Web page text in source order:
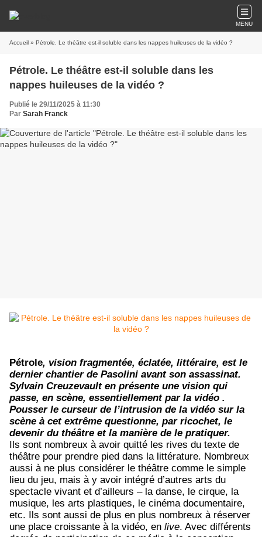
MENU
Accueil » Pétrole. Le théâtre est-il soluble dans les nappes huileuses de la vidéo ?
Pétrole. Le théâtre est-il soluble dans les
nappes huileuses de la vidéo ?
Publié le 29/11/2025 à 11:30
Par Sarah Franck
Pétrole, vision fragmentée, éclatée, littéraire, est le
dernier chantier de Pasolini avant son assassinat.
Sylvain Creuzevault en présente une vision qui
passe, en scène, essentiellement par la vidéo .
Pousser le curseur de l’intrusion de la vidéo sur la
scène à cet extrême questionne, par ricochet, le
devenir du théâtre et la manière de le pratiquer.
Ils sont nombreux à avoir quitté les rives du texte de
théâtre pour prendre pied dans la littérature. Nombreux
aussi à ne plus considérer le théâtre comme le simple
lieu du jeu, mais à y avoir intégré d’autres arts du
spectacle vivant et d’ailleurs – la danse, le cirque, la
musique, les arts plastiques, le cinéma documentaire,
etc. Ils sont aussi de plus en plus nombreux à réserver
une place croissante à la vidéo, en live. Avec différents